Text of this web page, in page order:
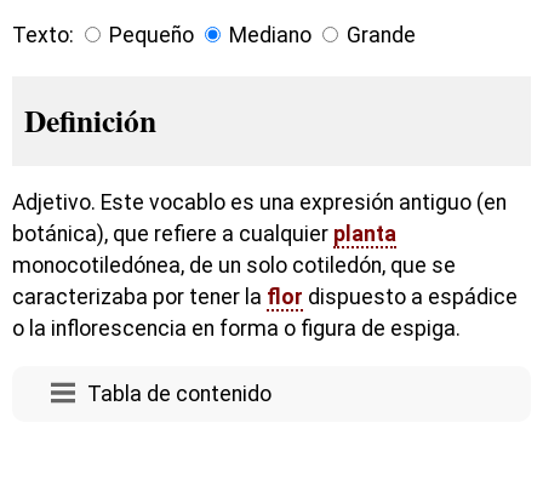
Texto: Pequeño Mediano Grande
Definición
Adjetivo. Este vocablo es una expresión antiguo (en
botánica), que refiere a cualquier planta
monocotiledónea, de un solo cotiledón, que se
caracterizaba por tener la flor dispuesto a espádice
o la inflorescencia en forma o figura de espiga.
Tabla de contenido